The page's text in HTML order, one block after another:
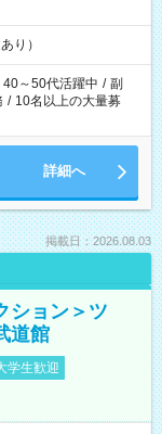
り）
40～50代活躍中 / 副
/ 10名以上の大量募
詳細へ
掲載日：2026.08.03
ション＞ツ
道館
学生歓迎